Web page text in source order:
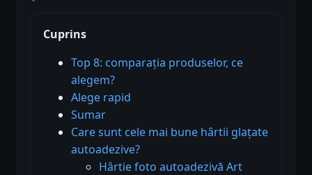
Cuprins
Top 8: comparația produselor, ce
alegem?
Alege rapid
Sumar
Care sunt cele mai bune hârtii glațate
autoadezive?
Hârtie foto autoadezivă Art